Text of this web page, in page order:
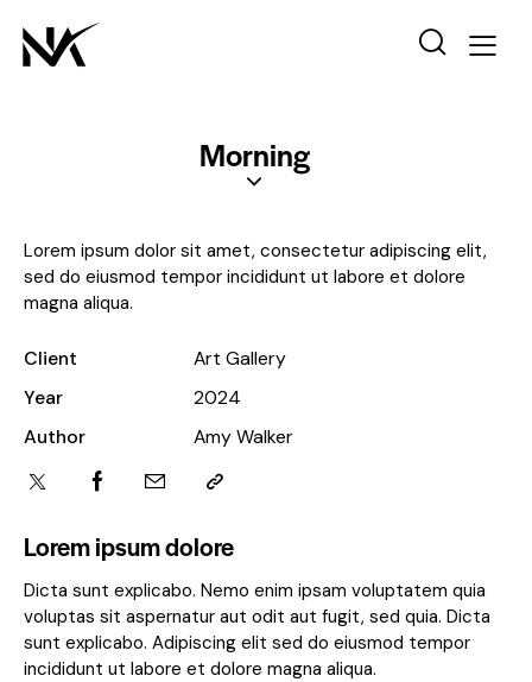
Morning
Lorem ipsum dolor sit amet, consectetur adipiscing elit,
sed do eiusmod tempor incididunt ut labore et dolore
magna aliqua.
Client
Art Gallery
Year
2024
Author
Amy Walker
Lorem ipsum dolore
Dicta sunt explicabo. Nemo enim ipsam voluptatem quia
voluptas sit aspernatur aut odit aut fugit, sed quia. Dicta
sunt explicabo. Adipiscing elit sed do eiusmod tempor
incididunt ut labore et dolore magna aliqua.